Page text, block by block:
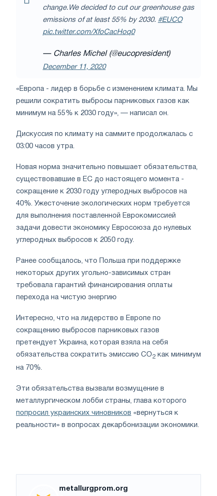
change. We decided to cut our greenhouse gas
emissions of at least 55% by 2030. #EUCO
pic.twitter.com/XfoCacHoq0
— Charles Michel (@eucopresident)
December 11, 2020
«Европа - лидер в борьбе с изменением климата. Мы
решили сократить выбросы парниковых газов как
минимум на 55% к 2030 году», — написал он.
Дискуссия по климату на саммите продолжалась с
03:00 часов утра.
Новая норма значительно повышает обязательства,
существовавшие в ЕС до настоящего момента -
сокращение к 2030 году углеродных выбросов на
40%. Ужесточение экологических норм требуется
для выполнения поставленной Еврокомиссией
задачи довести экономику Евросоюза до нулевых
углеродных выбросов к 2050 году.
Ранее сообщалось, что Польша при поддержке
некоторых других угольно-зависимых стран
требовала гарантий финансирования оплаты
перехода на чистую энергию
Интересно, что на лидерство в Европе по
сокращению выбросов парниковых газов
претендует Украина, которая взяла на себя
обязательства сократить эмиссию CO2 как минимум
на 70%.
Эти обязательства вызвали возмущение в
металлургическом лобби страны, глава которого
попросил украинских чиновников «вернуться к
реальности» в вопросах декарбонизации экономики.
metallurgprom.org